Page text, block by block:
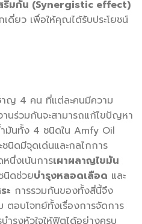
ริมกัน (Synergistic effect)
ดี่ยว เพื่อให้คุณได้รับประโยชน์
ญ 4 คน ที่แต่ละคนมีความ
านร่วมกันจะสามารถแก้ไขปัญหา
มันทั้ง 4 ชนิดใน Amfy Oil
นิดมีจุดเด่นและกลไกการ
นึ่งเน้นการเผาผลาญไขมัน
นิดช่วยบำรุงหลอดเลือด และ
ะ การรวมกันของทั้งสี่นี้จึง
อบโจทย์ทั้งเรื่องการจัดการ
ำรุงหัวใจให้ฟิตได้อย่างครบ